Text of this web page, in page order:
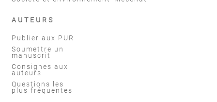
AUTEURS
Publier aux PUR
Soumettre un
manuscrit
Consignes aux
auteurs
Questions les
plus fréquentes